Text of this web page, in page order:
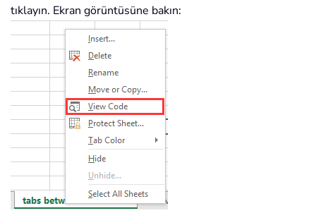
tıklayın. Ekran görüntüsüne bakın: